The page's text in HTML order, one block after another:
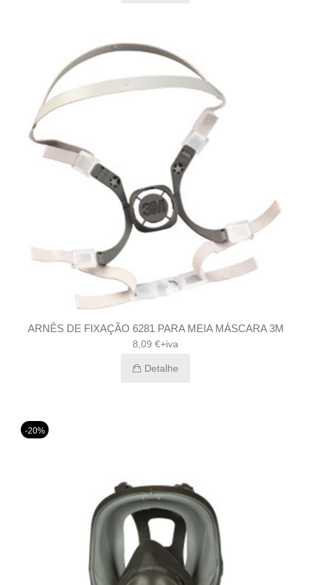
ARNÊS DE FIXAÇÃO 6281 PARA MEIA MÁSCARA 3M
8,09 €+iva
Detalhe
-20%